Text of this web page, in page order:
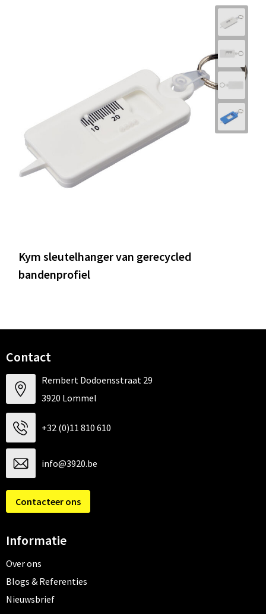
Kym sleutelhanger van gerecycled
bandenprofiel
Contact
Rembert Dodoensstraat 29
3920 Lommel
+32 (0)11 810 610
info@3920.be
Contacteer ons
Informatie
Over ons
Blogs & Referenties
Nieuwsbrief